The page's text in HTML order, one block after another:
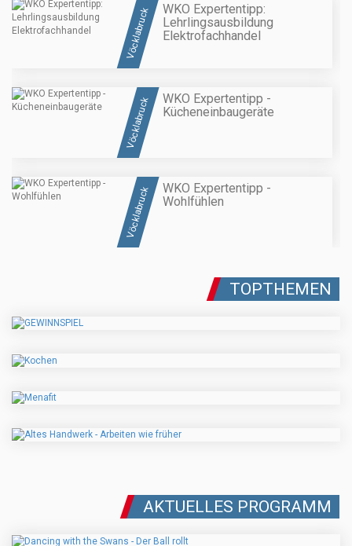
Vöcklabruck
WKO Expertentipp:
Lehrlingsausbildung
Elektrofachhandel
Vöcklabruck
WKO Expertentipp -
Kücheneinbaugeräte
Vöcklabruck
WKO Expertentipp -
Wohlfühlen
TOPTHEMEN
AKTUELLES PROGRAMM